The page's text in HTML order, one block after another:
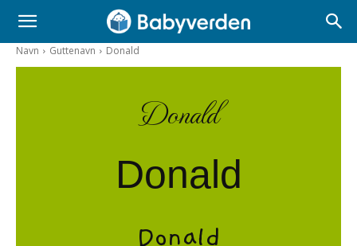
Navn Guttenavn Donald
Donald
Donald
Donald